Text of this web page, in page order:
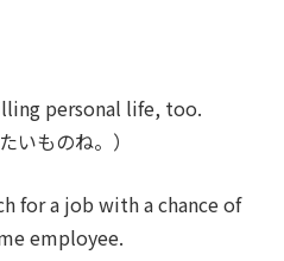
personal life, too.
いものね。）
for a job with a chance of
employee.